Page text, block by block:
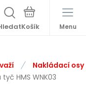
Menu
Nakládací osy
HMS WNK03